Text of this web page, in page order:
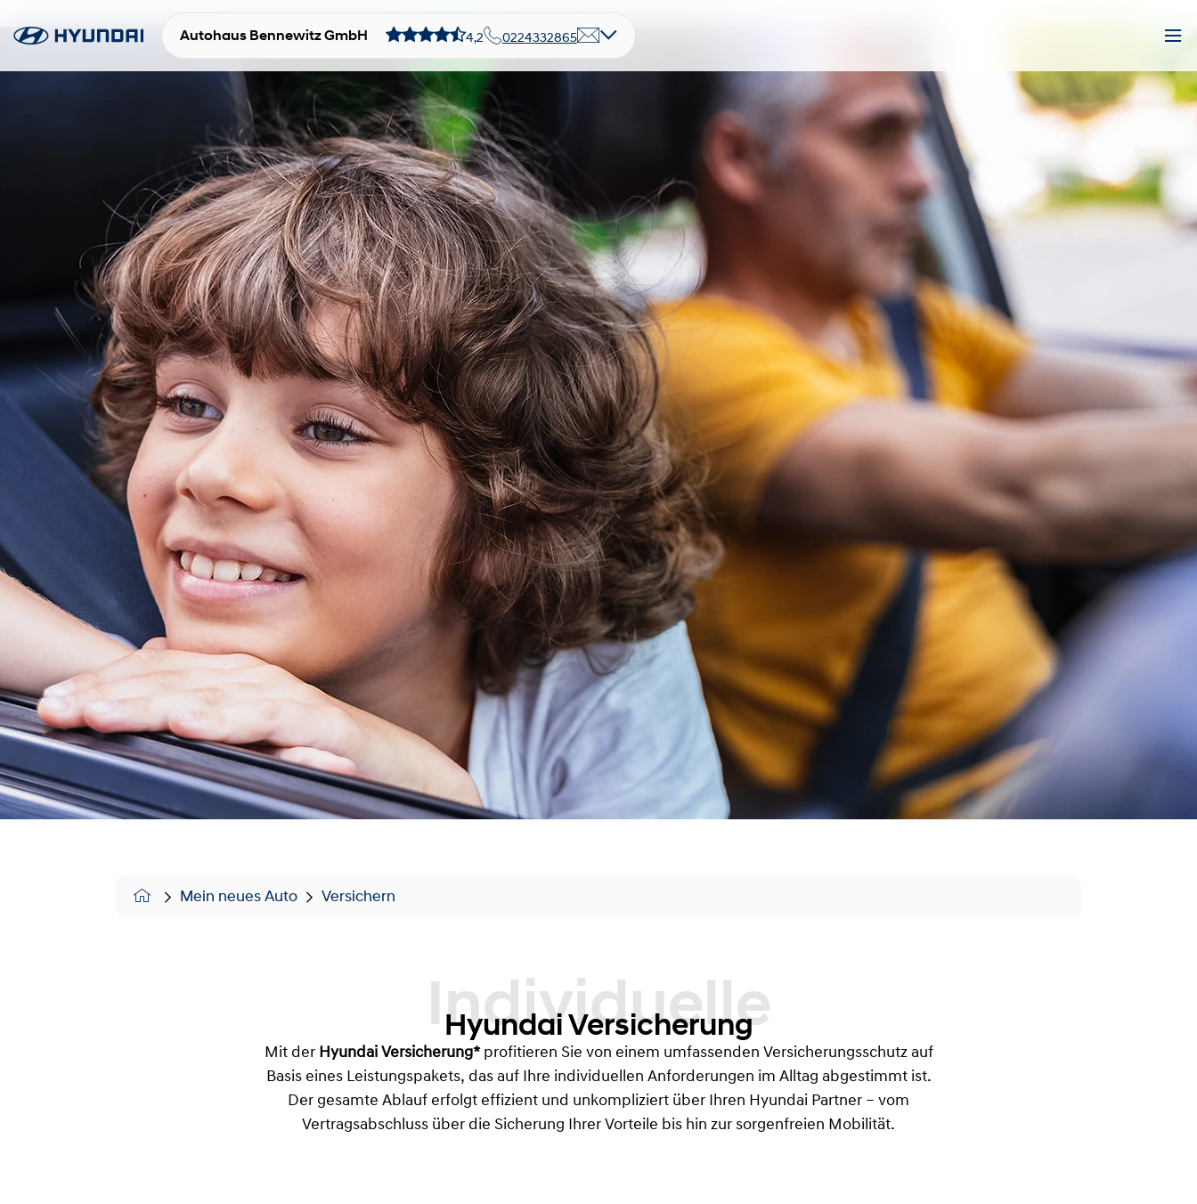
Autohaus Bennewitz GmbH 4,2 0224332865
Mein neues Auto Versichern
Individuelle
Hyundai Versicherung
Mit der Hyundai Versicherung*profitieren Sie von einem umfassenden Versicherungsschutz auf
Basis eines Leistungspakets, das auf Ihre individuellen Anforderungen im Alltag abgestimmt ist.
Der gesamte Ablauf erfolgt effizient und unkompliziert über Ihren Hyundai Partner – vom
Vertragsabschluss über die Sicherung Ihrer Vorteile bis hin zur sorgenfreien Mobilität.